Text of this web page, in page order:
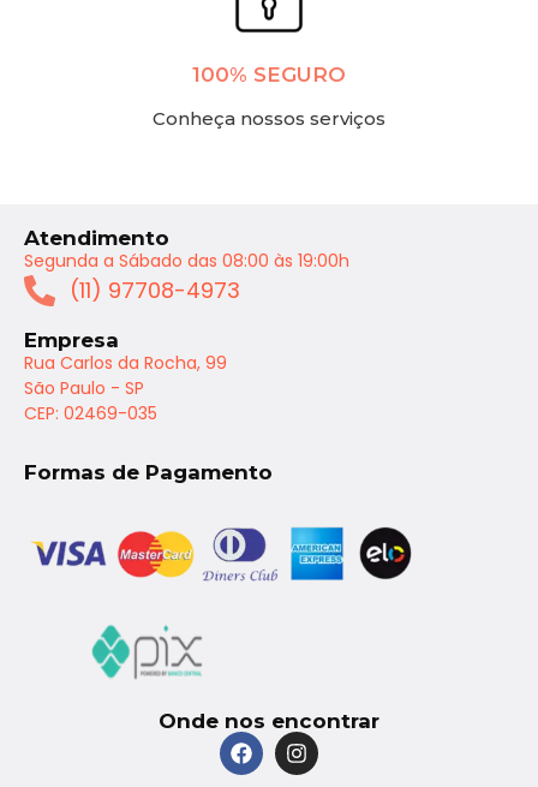
100% SEGURO
Conheça nossos serviços
Atendimento
Segunda a Sábado das 08:00 às 19:00h
(11) 97708-4973
Empresa
Rua Carlos da Rocha, 99
São Paulo - SP
CEP: 02469-035
Formas de Pagamento
Onde nos encontrar